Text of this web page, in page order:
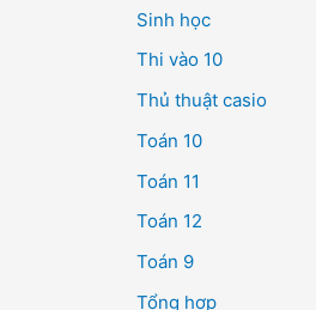
Sinh học
Thi vào 10
Thủ thuật casio
Toán 10
Toán 11
Toán 12
Toán 9
Tổng hợp